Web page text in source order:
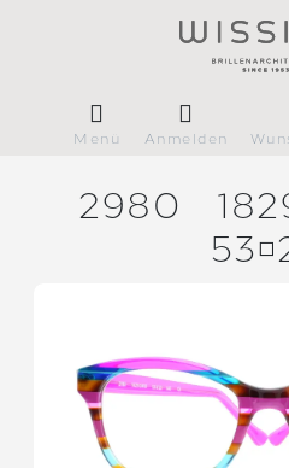
Menü Anmelden
2980